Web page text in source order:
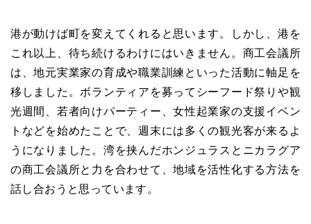
港が動けば町を変えてくれると思います。しかし、港を
これ以上、待ち続けるわけにはいきません。商工会議所
は、地元実業家の育成や職業訓練といった活動に軸足を
移しました。ボランティアを募ってシーフード祭りや観
光週間、若者向けパーティー、女性起業家の支援イベン
トなどを始めたことで、週末には多くの観光客が来るよ
うになりました。湾を挟んだホンジュラスとニカラグア
の商工会議所と力を合わせて、地域を活性化する方法を
話し合おうと思っています。